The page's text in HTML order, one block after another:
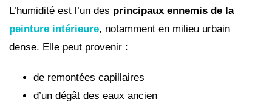
L’humidité est l’un des principaux ennemis de la
peinture intérieure, notamment en milieu urbain
dense. Elle peut provenir :
de remontées capillaires
d’un dégât des eaux ancien